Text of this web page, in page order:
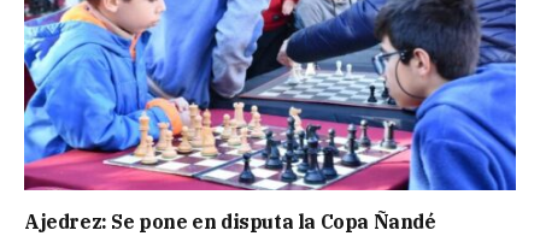
Ajedrez: Se pone en disputa la Copa Ñandé